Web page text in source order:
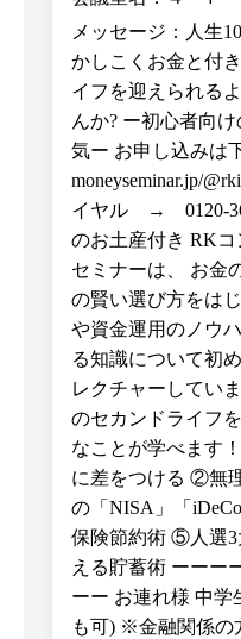
メッセージ：人生
かしこくお金と付
イフを迎えられる
んか? ー初心者向
気︎ー お申し込みは
moneyseminar.jp/
イヤル → 0120-
のお土産付き RK
セミナーは、 お金
の賢い選び方をは
や資金運用のノウ
る知識について初
レクチャーしてい
のセカンドライフ
なことが学べます
に差をつける ②無
の「NISA」「
保険節約術 ⑤人選3
える貯蓄術 ーーー
ーー お連れ様 中学
も可) ※金融関係の